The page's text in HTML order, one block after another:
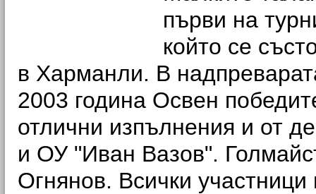
първи на
който се
в Харманли. В
2003 година Освен
отлични изпълнения и от
и ОУ "Иван Вазов".
Огнянов. Всички участници